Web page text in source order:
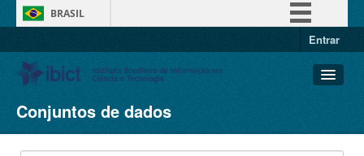
BRASIL
Entrar
Conjuntos de dados
Organizações
Conjuntos de dados